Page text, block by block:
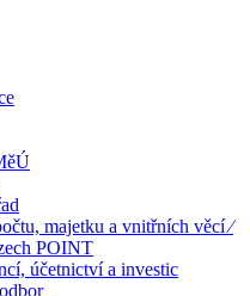
majetku a vnitřních věcí ⁄
POINT
účetnictví a investic